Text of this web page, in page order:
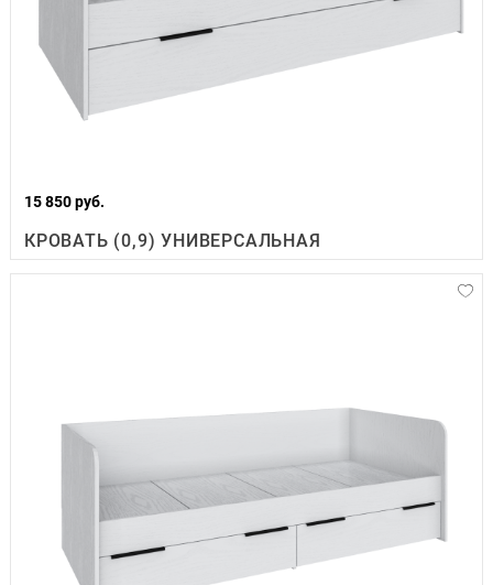
15 850 руб.
КРОВАТЬ (0,9) УНИВЕРСАЛЬНАЯ